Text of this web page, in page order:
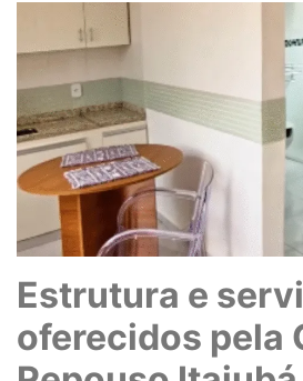
Estrutura e
oferecidos pela